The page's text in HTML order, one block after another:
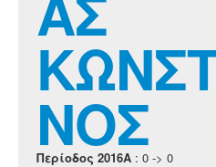
Login
ΝΟΣ
Περίοδος 2016A : 0 -> 0